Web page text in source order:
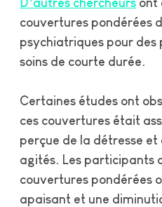
couvertures pondérées
psychiatriques pour des
soins de courte durée.
Certaines études ont
ces couvertures était
perçue de la détresse
agités. Les participants
couvertures pondérées
apaisant et une